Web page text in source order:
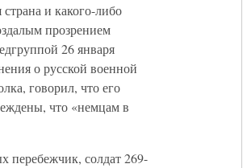
и какого-либо
прозрением
26 января
о русской военной
говорил, что его
что «немцам в
перебежчик, солдат 269-